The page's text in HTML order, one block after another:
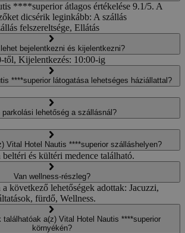
****superior átlagos értékelése 9.1/5. A
dicsérik leginkább: A szállás
felszereltsége, Ellátás
bejelentkezni és kijelentkezni?
től, Kijelentkezés: 10:00-ig
****superior látogatása lehetséges háziállattal?
parkolási lehetőség a szállásnál?
Vital Hotel Nautis ****superior szálláshelyen?
és kültéri medence található.
Van wellness-részleg?
következő lehetőségek adottak: Jacuzzi,
fürdő, Wellness.
találhatóak a(z) Vital Hotel Nautis ****superior
környékén?